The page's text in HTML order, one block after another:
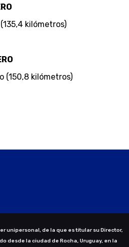
kilómetros)
(150,8 kilómetros)
unipersonal, de la que es titular su Director,
desde la ciudad de Rocha, Uruguay, en la